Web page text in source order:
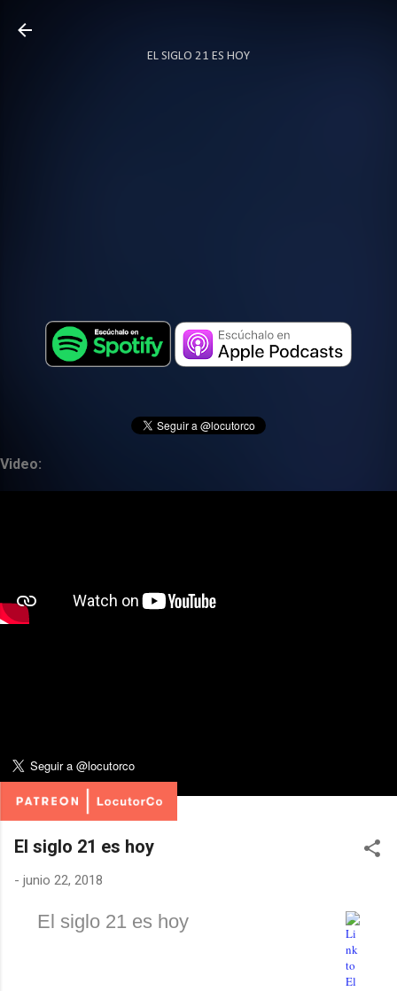
EL SIGLO 21 ES HOY
Video:
El siglo 21 es hoy
- junio 22, 2018
El siglo 21 es hoy